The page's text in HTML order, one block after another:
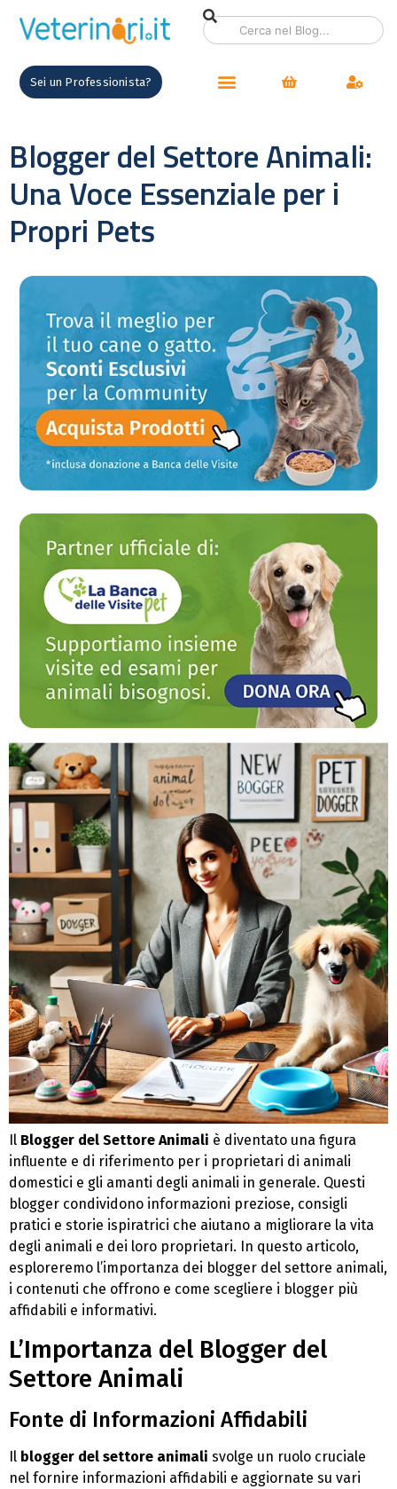
Sei un Professionista?
Blogger del Settore Animali:
Una Voce Essenziale per i
Propri Pets
Il Blogger del Settore Animali è diventato una figura
influente e di riferimento per i proprietari di animali
domestici e gli amanti degli animali in generale. Questi
blogger condividono informazioni preziose, consigli
pratici e storie ispiratrici che aiutano a migliorare la vita
degli animali e dei loro proprietari. In questo articolo,
esploreremo l’importanza dei blogger del settore animali,
i contenuti che offrono e come scegliere i blogger più
affidabili e informativi.
L’Importanza del Blogger del
Settore Animali
Fonte di Informazioni Affidabili
Il blogger del settore animali svolge un ruolo cruciale
nel fornire informazioni affidabili e aggiornate su vari